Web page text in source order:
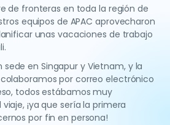
de fronteras en toda la región de
equipos de APAC aprovecharon
unas vacaciones de trabajo
en Singapur y Vietnam, y la
por correo electrónico
todos estábamos muy
¡ya que sería la primera
por fin en persona!